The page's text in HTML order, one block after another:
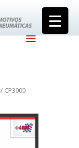
/ CP3000-